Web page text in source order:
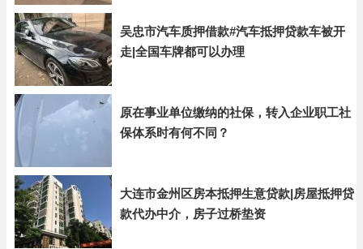
吴忠市汽车质押借款#汽车抵押贷款车被开
走|全国车牌都可以办理
原在事业单位缴纳的社保，转入企业职工社
保体系时有何不同？
大连市金州区房本抵押生意贷款|房屋抵押贷
款代办中介，房子过桥垫资